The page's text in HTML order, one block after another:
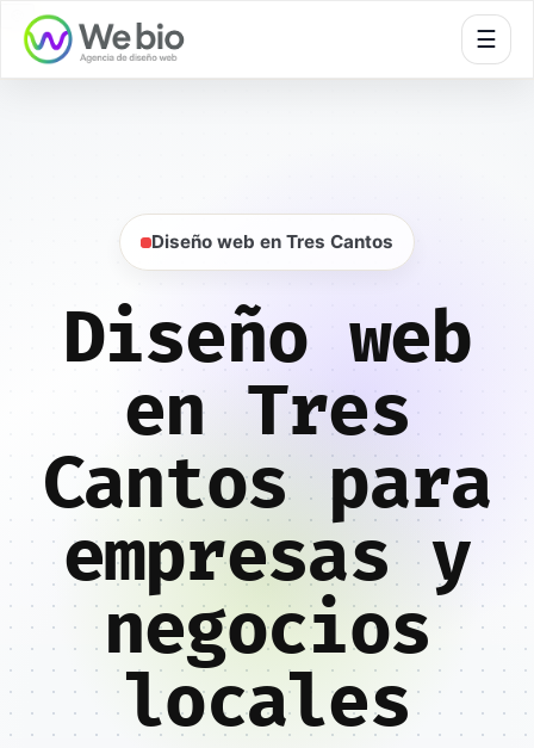
☰
Diseño web en Tres Cantos
Diseño web
en Tres
Cantos para
empresas y
negocios
locales